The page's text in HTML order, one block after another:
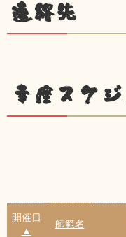
連絡先
幸座スケ
開催日
▲
師範名